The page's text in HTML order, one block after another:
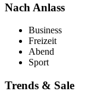
Nach Anlass
Business
Freizeit
Abend
Sport
Trends & Sale